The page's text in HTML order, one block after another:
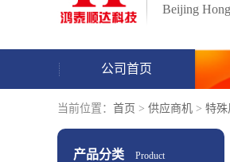
Beijing
公司首页
当前位置： 首页 > 供应商机 > 特殊
产品分类 Product